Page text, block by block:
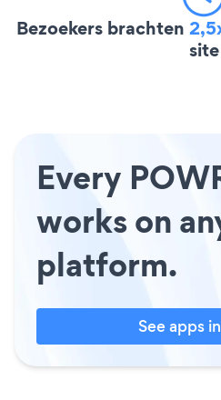
Bezoekers brachten
site
Every
works on
platform.
See apps